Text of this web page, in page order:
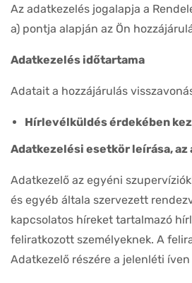
Az adatkezelés jogalapja a
a) pontja alapján az Ön
Adatkezelés időtartama
Adatait a hozzájárulás
Hírlevélküldés érdekében
Adatkezelési esetkör leírása, az
Adatkezelő az egyéni
és egyéb általa szervezett
kapcsolatos híreket tartalmazó
feliratkozott személyeknek. A
Adatkezelő részére a jelenléti